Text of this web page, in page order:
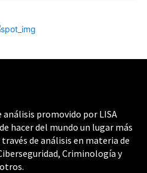
análisis promovido por LISA
hacer del mundo un lugar más
de análisis en materia de
Criminología y